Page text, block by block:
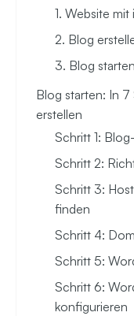
1. Website
2. Blog
3. Blog
Blog starten: In
erstellen
Schritt 1:
Schritt 2:
Schritt 3:
finden
Schritt 4:
Schritt 5:
Schritt 6:
konfigurieren